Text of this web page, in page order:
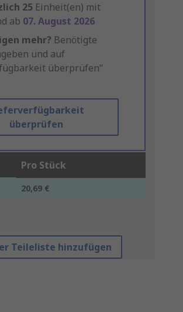
25 Einheit(en) mit
ab 07. August 2026
mehr? Benötigte
und auf
überprüfen“
überprüfen
Pro Stück
20,69 €
Teileliste hinzufügen